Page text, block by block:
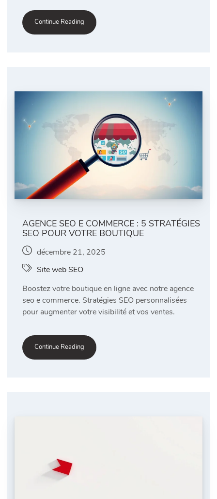
Continue Reading
AGENCE SEO E COMMERCE : 5 STRATÉGIES
SEO POUR VOTRE BOUTIQUE
décembre 21, 2025
Site web SEO
Boostez votre boutique en ligne avec notre agence
seo e commerce. Stratégies SEO personnalisées
pour augmenter votre visibilité et vos ventes.
Continue Reading